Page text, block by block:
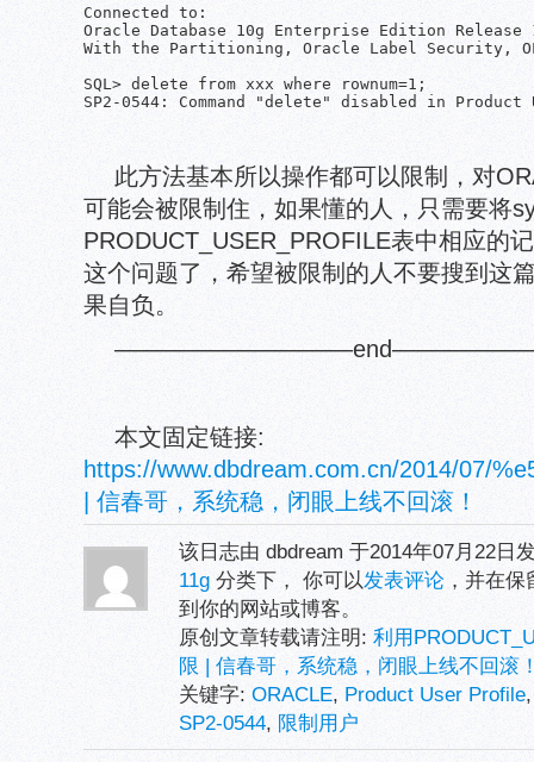
Connected to:
Oracle Database 10g Enterprise Edition
With the Partitioning, Oracle Label Security,
SQL> delete from xxx where rownum=1;
此方法基本所以操作都可以限制，对
可能会被限制住，如果懂的人，只需要将
PRODUCT_USER_PROFILE表中相应的
这个问题了，希望被限制的人不要搜到这
果自负。
本文固定链接:
https://www.dbdream.com.cn/2014/07/
| 信春哥，系统稳，闭眼上线不回滚！
该日志由 dbdream 于2014年07月22日
11g 分类下， 你可以发表评论 ，并在保
到你的网站或博客。
原创文章转载请注明: 利用
限 | 信春哥，系统稳，闭眼上线不回滚
关键字: ORACLE, Product User Profile
SP2-0544, 限制用户